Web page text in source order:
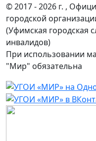
© 2017 - 2026 г. ,
городской
(Уфимская городская
инвалидов)
При использовании
"Мир" обязательна